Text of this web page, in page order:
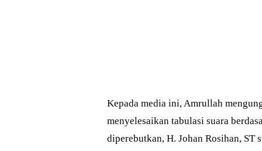
Kepada media ini, Amrullah
menyelesaikan tabulasi suara
diperebutkan, H. Johan Rosihan, ST